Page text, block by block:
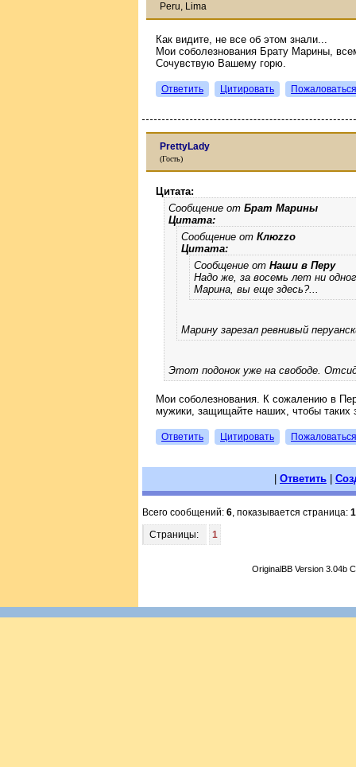
Peru, Lima
Как видите, не все об этом знали...
Мои соболезнования Брату Марины,
Сочувствую Вашему горю.
Ответить Цитировать Пожаловаться
PrettyLady
(Гость)
Цитата:
Сообщение от Брат Марины
Цитата:
Сообщение от Клюzzо
Цитата:
Сообщение от Наши в Перу
Надо же, за восемь лет ни
Марина, вы еще здесь?...
Марину зарезал ревнивый
Этот подонок уже на свободе.
Мои соболезнования. К сожалению в
мужики, защищайте наших, чтобы таких
Ответить Цитировать Пожаловаться
Ответить
Всего сообщений: 6, показывается страница: 1
Страницы:
1
OriginalBB Version 3.04b